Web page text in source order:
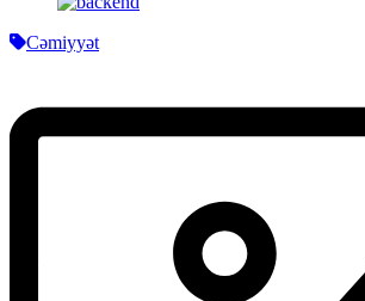
Cəmiyyət